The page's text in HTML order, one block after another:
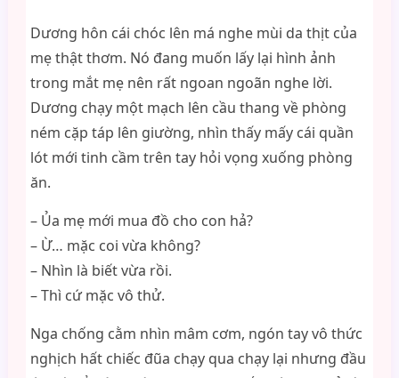
Dương hôn cái chóc lên má nghe mùi da thịt của
mẹ thật thơm. Nó đang muốn lấy lại hình ảnh
trong mắt mẹ nên rất ngoan ngoãn nghe lời.
Dương chạy một mạch lên cầu thang về phòng
ném cặp táp lên giường, nhìn thấy mấy cái quần
lót mới tinh cầm trên tay hỏi vọng xuống phòng
ăn.
– Ủa mẹ mới mua đồ cho con hả?
– Ừ… mặc coi vừa không?
– Nhìn là biết vừa rồi.
– Thì cứ mặc vô thử.
Nga chống cằm nhìn mâm cơm, ngón tay vô thức
nghịch hất chiếc đũa chạy qua chạy lại nhưng đầu